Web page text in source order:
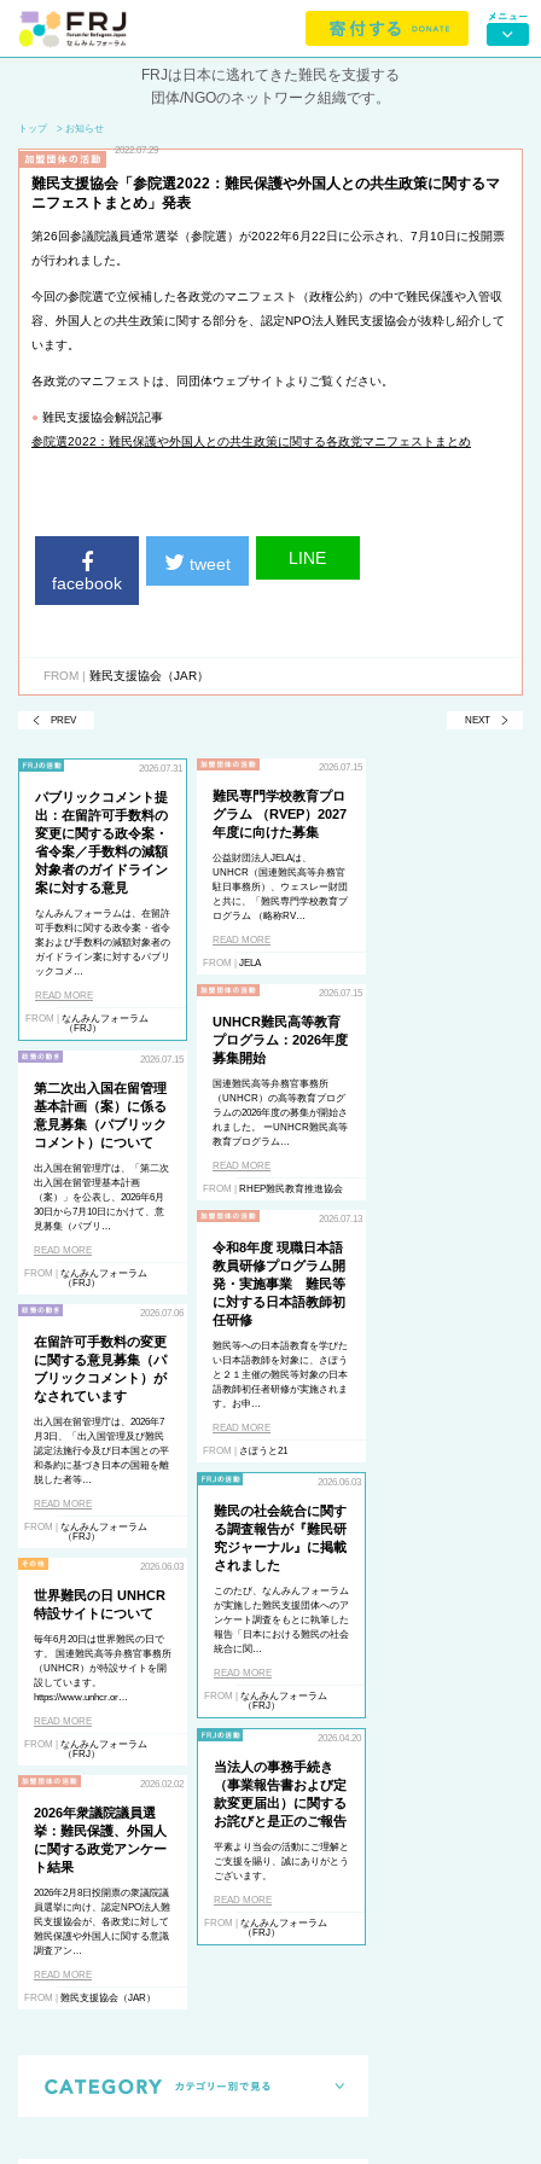
FRJは日本に逃れてきた難民を支援する
団体/NGOのネットワーク組織です。
トップ > お知らせ
2022.07.29
難民支援協会「参院選2022：難民保護や外国人との共生政策に関するマ
ニフェストまとめ」発表
第26回参議院議員通常選挙（参院選）が2022年6月22日に公示され、7月10日に投開票
が行われました。
今回の参院選で立候補した各政党のマニフェスト（政権公約）の中で難民保護や入管収
容、外国人との共生政策に関する部分を、認定NPO法人難民支援協会が抜粋し紹介して
います。
各政党のマニフェストは、同団体ウェブサイトよりご覧ください。
● 難民支援協会解説記事
参院選2022：難民保護や外国人との共生政策に関する各政党マニフェストまとめ
facebook
tweet LINE
FROM | 難民支援協会（JAR）
PREV NEXT
2026.07.31
パブリックコメント提
出：在留許可手数料の
変更に関する政令案・
省令案／手数料の減額
対象者のガイドライン
案に対する意見
なんみんフォーラムは、在留許
可手数料に関する政令案・省令
案および手数料の減額対象者の
ガイドライン案に対するパブリ
ックコメ…
READ MORE
FROM | なんみんフォーラム
（FRJ）
2026.07.15
難民専門学校教育プロ
グラム （RVEP）2027
年度に向けた募集
公益財団法人JELAは、
UNHCR（国連難民高等弁務官
駐日事務所）、ウェスレー財団
と共に、「難民専門学校教育プ
ログラム （略称RV…
READ MORE
FROM | JELA
2026.07.15
UNHCR難民高等教育
プログラム：2026年度
募集開始
国連難民高等弁務官事務所
（UNHCR）の高等教育プログ
ラムの2026年度の募集が開始さ
れました。 ーUNHCR難民高等
教育プログラム…
READ MORE
FROM | RHEP難民教育推進協会
2026.07.15
第二次出入国在留管理
基本計画（案）に係る
意見募集（パブリック
コメント）について
出入国在留管理庁は、「第二次
出入国在留管理基本計画
（案）」を公表し、2026年6月
30日から7月10日にかけて、意
見募集（パブリ…
READ MORE
FROM | なんみんフォーラム
（FRJ）
2026.07.13
令和8年度 現職日本語
教員研修プログラム開
発・実施事業 難民等
に対する日本語教師初
任研修
難民等への日本語教育を学びた
い日本語教師を対象に、さぽう
と２１主催の難民等対象の日本
語教師初任者研修が実施されま
す。お申…
READ MORE
FROM | さぽうと21
2026.07.06
在留許可手数料の変更
に関する意見募集（パ
ブリックコメント）が
なされています
出入国在留管理庁は、2026年7
月3日、「出入国管理及び難民
認定法施行令及び日本国との平
和条約に基づき日本の国籍を離
脱した者等…
READ MORE
FROM | なんみんフォーラム
（FRJ）
2026.06.03
難民の社会統合に関す
る調査報告が『難民研
究ジャーナル』に掲載
されました
このたび、なんみんフォーラム
が実施した難民支援団体へのア
ンケート調査をもとに執筆した
報告「日本における難民の社会
統合に関…
READ MORE
FROM | なんみんフォーラム
（FRJ）
2026.06.03
世界難民の日 UNHCR
特設サイトについて
毎年6月20日は世界難民の日で
す。 国連難民高等弁務官事務所
（UNHCR）が特設サイトを開
設しています。
https://www.unhcr.or…
READ MORE
FROM | なんみんフォーラム
（FRJ）
2026.04.20
当法人の事務手続き
（事業報告書および定
款変更届出）に関する
お詫びと是正のご報告
平素より当会の活動にご理解と
ご支援を賜り、誠にありがとう
ございます。
READ MORE
FROM | なんみんフォーラム
（FRJ）
2026.02.02
2026年衆議院議員選
挙：難民保護、外国人
に関する政党アンケー
ト結果
2026年2月8日投開票の衆議院議
員選挙に向け、認定NPO法人難
民支援協会が、各政党に対して
難民保護や外国人に関する意識
調査アン…
READ MORE
FROM | 難民支援協会（JAR）